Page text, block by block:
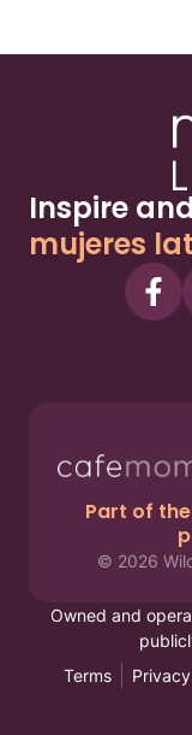
Inspire
mujeres
Part of
© 2026
Owned and
Terms